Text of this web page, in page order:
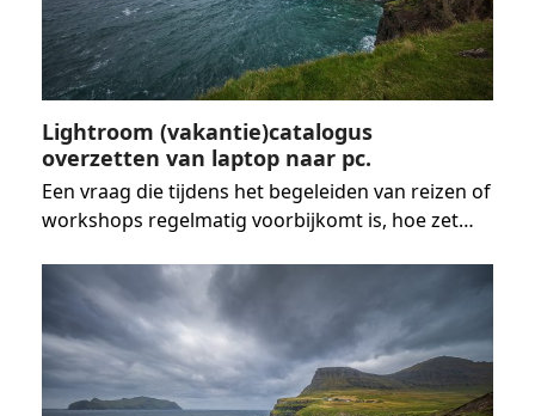
Lightroom (vakantie)catalogus
overzetten van laptop naar pc.
Een vraag die tijdens het begeleiden van reizen of
workshops regelmatig voorbijkomt is, hoe zet…